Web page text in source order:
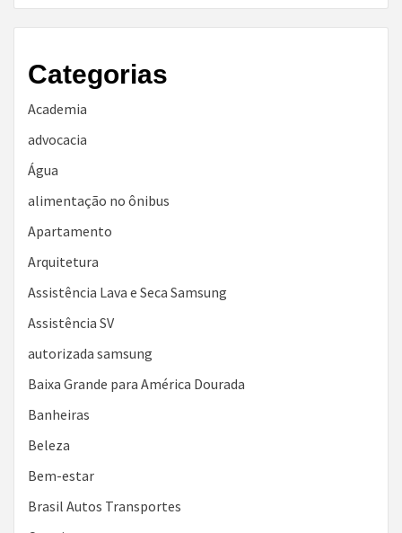
Categorias
Academia
advocacia
Água
alimentação no ônibus
Apartamento
Arquitetura
Assistência Lava e Seca Samsung
Assistência SV
autorizada samsung
Baixa Grande para América Dourada
Banheiras
Beleza
Bem-estar
Brasil Autos Transportes